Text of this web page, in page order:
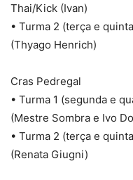
Thai/Kick (Ivan)
• Turma 2 (terça e
(Thyago Henrich)
Cras Pedregal
• Turma 1 (segunda e
(Mestre Sombra e Ivo
• Turma 2 (terça e
(Renata Giugni)